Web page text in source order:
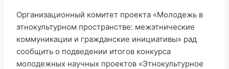
Организационный комитет проекта «Молодежь в
этнокультурном пространстве: межэтнические
коммуникации и гражданские инициативы» рад
сообщить о подведении итогов конкурса
молодежных научных проектов «Этнокультурное